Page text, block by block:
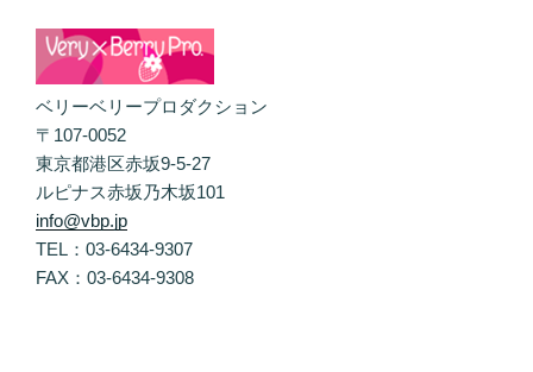
ベリーベリープロダクション
〒107-0052
東京都港区赤坂9-5-27
ルピナス赤坂乃木坂101
info@vbp.jp
TEL：03-6434-9307
FAX：03-6434-9308